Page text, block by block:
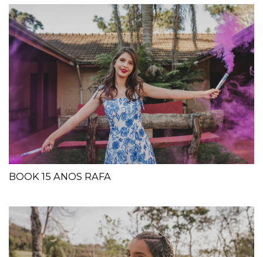
BOOK 15 ANOS RAFA